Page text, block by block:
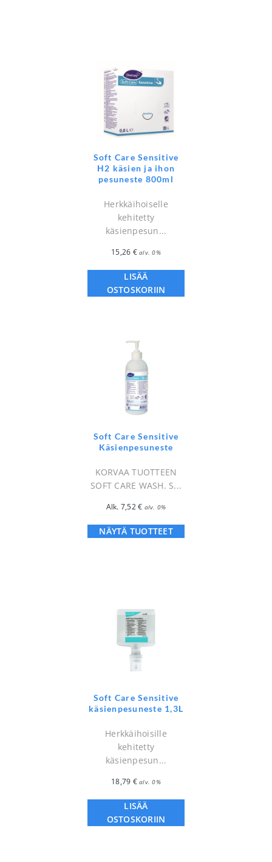
Soft Care Sensitive
H2 käsien ja ihon
pesuneste 800ml
Herkkäihoiselle
kehitetty
käsienpesun...
15,26 € alv. 0%
LISÄÄ
OSTOSKORIIN
Soft Care Sensitive
Käsienpesuneste
KORVAA TUOTTEEN
SOFT CARE WASH. S...
Alk. 7,52€ alv. 0%
NÄYTÄ TUOTTEET
Soft Care Sensitive
käsienpesuneste 1,3L
Herkkäihoisille
kehitetty
käsienpesun...
18,79 € alv. 0%
LISÄÄ
OSTOSKORIIN